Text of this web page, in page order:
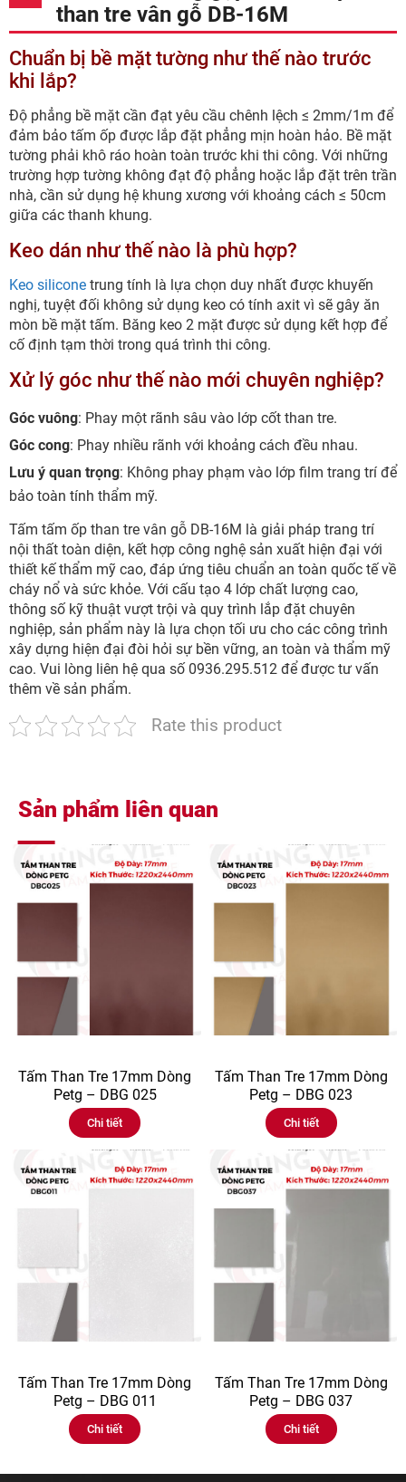
than tre vân gỗ DB-16M
Chuẩn bị bề mặt tường như thế nào trước
khi lắp?
Độ phẳng bề mặt cần đạt yêu cầu chênh lệch ≤ 2mm/1m để
đảm bảo tấm ốp được lắp đặt phẳng mịn hoàn hảo. Bề mặt
tường phải khô ráo hoàn toàn trước khi thi công. Với những
trường hợp tường không đạt độ phẳng hoặc lắp đặt trên trần
nhà, cần sử dụng hệ khung xương với khoảng cách ≤ 50cm
giữa các thanh khung.
Keo dán như thế nào là phù hợp?
Keo silicone trung tính là lựa chọn duy nhất được khuyến
nghị, tuyệt đối không sử dụng keo có tính axit vì sẽ gây ăn
mòn bề mặt tấm. Băng keo 2 mặt được sử dụng kết hợp để
cố định tạm thời trong quá trình thi công.
Xử lý góc như thế nào mới chuyên nghiệp?
Góc vuông: Phay một rãnh sâu vào lớp cốt than tre.
Góc cong: Phay nhiều rãnh với khoảng cách đều nhau.
Lưu ý quan trọng: Không phay phạm vào lớp film trang trí để
bảo toàn tính thẩm mỹ.
Tấm tấm ốp than tre vân gỗ DB-16M là giải pháp trang trí
nội thất toàn diện, kết hợp công nghệ sản xuất hiện đại với
thiết kế thẩm mỹ cao, đáp ứng tiêu chuẩn an toàn quốc tế về
cháy nổ và sức khỏe. Với cấu tạo 4 lớp chất lượng cao,
thông số kỹ thuật vượt trội và quy trình lắp đặt chuyên
nghiệp, sản phẩm này là lựa chọn tối ưu cho các công trình
xây dựng hiện đại đòi hỏi sự bền vững, an toàn và thẩm mỹ
cao. Vui lòng liên hệ qua số 0936.295.512 để được tư vấn
thêm về sản phẩm.
Rate this product
Sản phẩm liên quan
Tấm Than Tre 17mm Dòng
Petg – DBG 025
Chi tiết
Tấm Than Tre 17mm Dòng
Petg – DBG 023
Chi tiết
Tấm Than Tre 17mm Dòng
Petg – DBG 011
Chi tiết
Tấm Than Tre 17mm Dòng
Petg – DBG 037
Chi tiết